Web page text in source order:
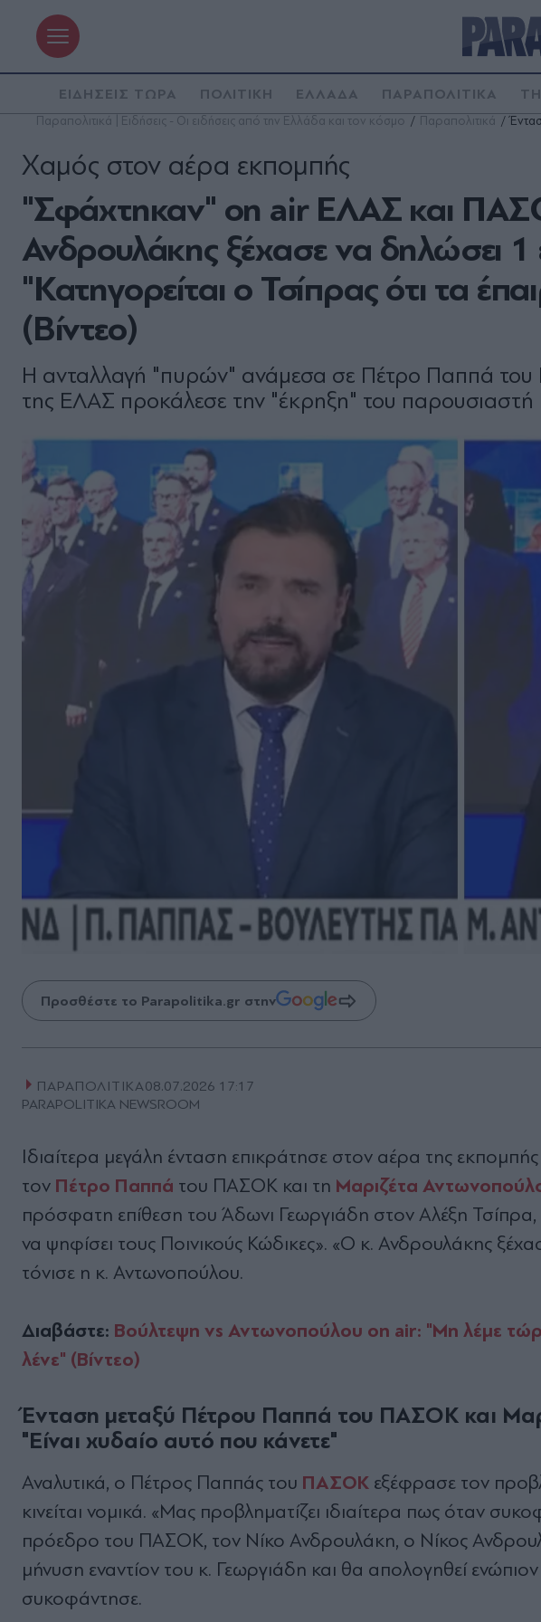
ΕΙΔΗΣΕΙΣ ΤΩΡΑ ΠΟΛΙΤΙΚΗ ΕΛΛΑΔΑ ΠΑΡΑΠΟΛΙΤΙΚΑ
Παραπολιτικά | Ειδήσεις - Οι ειδήσεις από την Ελλάδα και τον κόσμο Παραπολιτικά
"Σφάχτηκαν" on air ΕΛΑΣ και
Ανδρουλάκης ξέχασε να δηλώσει
"Κατηγορείται ο Τσίπρας ότι τα
(Βίντεο)
Χαμός στον αέρα εκπομπής
Η ανταλλαγή "πυρών" ανάμεσα σε Πέτρο Παππά
της ΕΛΑΣ προκάλεσε την "έκρηξη" του
Προσθέστε το Parapolitika.gr στην
ΠΑΡΑΠΟΛΙΤΙΚΑ08.07.2026 17:17
PARAPOLITIKA NEWSROOM
Ιδιαίτερα μεγάλη ένταση επικράτησε στον αέρα της
τον Πέτρο Παππά του ΠΑΣΟΚ και τη Μαριζέτα
πρόσφατη επίθεση του Άδωνι Γεωργιάδη στον Αλέξη Τσίπρα,
να ψηφίσει τους Ποινικούς Κώδικες». «Ο κ. Ανδρουλάκης
τόνισε η κ. Αντωνοπούλου.
Διαβάστε: Βούλτεψη vs Αντωνοπούλου on air: "Μη λέμε
λένε" (Βίντεο)
Ένταση μεταξύ Πέτρου Παππά του ΠΑΣΟΚ και
"Είναι χυδαίο αυτό που κάνετε"
Αναλυτικά, ο Πέτρος Παππάς του ΠΑΣΟΚ εξέφρασε τον
κινείται νομικά. «Μας προβληματίζει ιδιαίτερα πως όταν
πρόεδρο του ΠΑΣΟΚ, τον Νίκο Ανδρουλάκη, ο Νίκος
μήνυση εναντίον του κ. Γεωργιάδη και θα απολογηθεί
συκοφάντησε.